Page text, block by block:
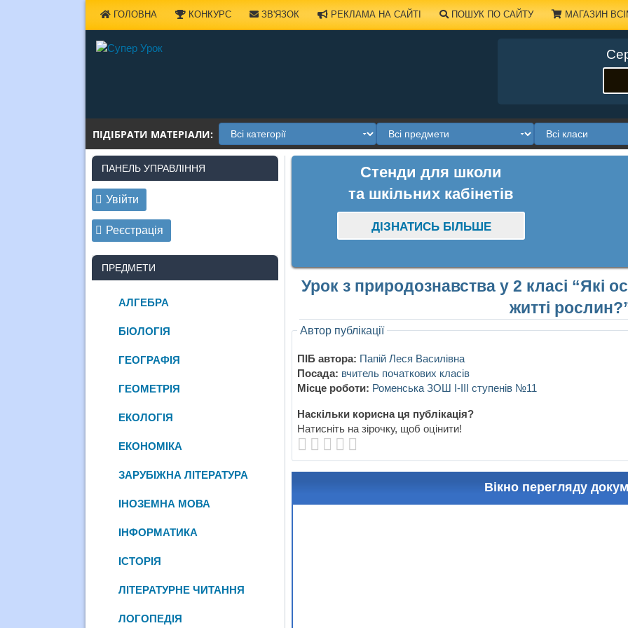
ГОЛОВНА КОНКУРС ЗВ'ЯЗОК РЕКЛАМА НА САЙТІ ПОШУК ПО САЙТУ МАГАЗИН
ПІДІБРАТИ МАТЕРІАЛИ:
Стенди для школи
та шкільних кабінетів
ДІЗНАТИСЬ БІЛЬШЕ
Урок з природознавства у 2 класі “Які
житті
Автор публікації
ПІБ автора: Папій Леся Василівна
Посада: вчитель початкових класів
Місце роботи: Роменська ЗОШ І-ІІІ ступенів №11
Наскільки корисна ця публікація?
Натисніть на зірочку, щоб оцінити!
Вікно перегляду
ПАНЕЛЬ УПРАВЛІННЯ
Увійти
Реєстрація
ПРЕДМЕТИ
АЛГЕБРА
БІОЛОГІЯ
ГЕОГРАФІЯ
ГЕОМЕТРІЯ
ЕКОЛОГІЯ
ЕКОНОМІКА
ЗАРУБІЖНА ЛІТЕРАТУРА
ІНОЗЕМНА МОВА
ІНФОРМАТИКА
ІСТОРІЯ
ЛІТЕРАТУРНЕ ЧИТАННЯ
ЛОГОПЕДІЯ